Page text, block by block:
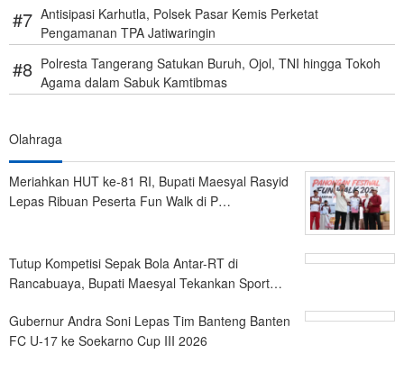
Antisipasi Karhutla, Polsek Pasar Kemis Perketat
Pengamanan TPA Jatiwaringin
Polresta Tangerang Satukan Buruh, Ojol, TNI hingga Tokoh
Agama dalam Sabuk Kamtibmas
Olahraga
Meriahkan HUT ke-81 RI, Bupati Maesyal Rasyid
Lepas Ribuan Peserta Fun Walk di P…
Tutup Kompetisi Sepak Bola Antar-RT di
Rancabuaya, Bupati Maesyal Tekankan Sport…
Gubernur Andra Soni Lepas Tim Banteng Banten
FC U-17 ke Soekarno Cup III 2026